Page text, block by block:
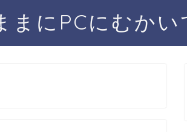
まにPCにむかい